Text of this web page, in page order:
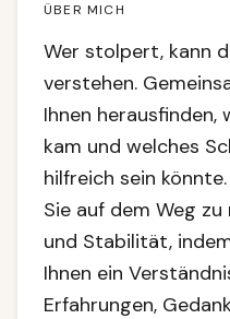
ÜBER MICH
Wer stolpert, kann
verstehen.
Ihnen herausfinden,
kam und welches
hilfreich sein
Sie auf dem Weg
und Stabilität,
Ihnen ein
Erfahrungen,